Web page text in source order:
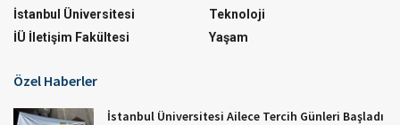
İstanbul Üniversitesi
İÜ İletişim Fakültesi
Teknoloji
Yaşam
Özel Haberler
İstanbul Üniversitesi Ailece Tercih Günleri Başladı